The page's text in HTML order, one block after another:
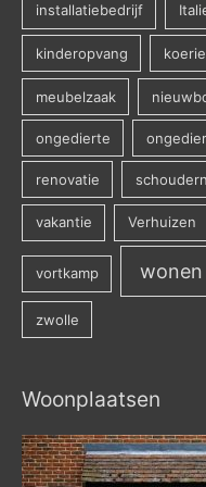
installatiebedrijf
kinderopvang
meubelzaak
ongedierte
renovatie
vakantie Verhuizen
vortkamp wonen
zwolle
Woonplaatsen